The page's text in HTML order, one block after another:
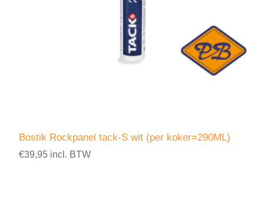
Bostik Rockpanel tack-S wit (per koker=290ML)
€39,95 incl. BTW